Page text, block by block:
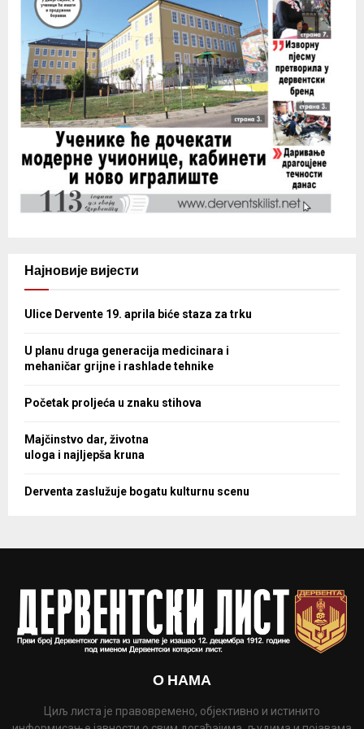
Најновије вијести
Ulice Dervente 19. aprila biće staza za trku
U planu druga generacija medicinara i
mehaničar grijne i rashlade tehnike
Početak proljeća u znaku stihova
Majčinstvo dar, životna
uloga i najljepša kruna
Derventa zaslužuje bogatu kulturnu scenu
О НАМА
Циљ листа је правовремено, објективно и истинито